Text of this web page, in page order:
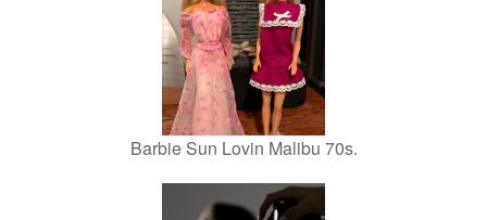
Barbie Sun Lovin Malibu 70s.